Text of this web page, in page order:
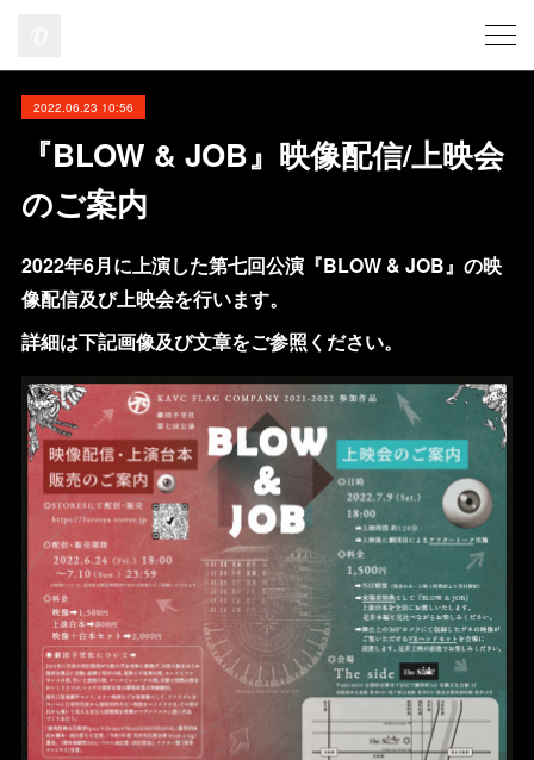
2022.06.23 10:56
『BLOW & JOB』映像配信/上映会
のご案内
2022年6月に上演した第七回公演『BLOW & JOB』の映
像配信及び上映会を行います。
詳細は下記画像及び文章をご参照ください。